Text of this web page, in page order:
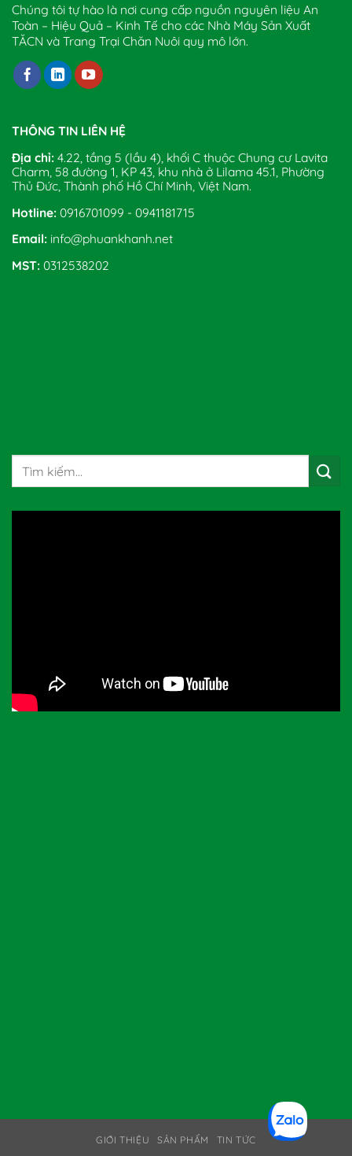
Chúng tôi tự hào là nơi cung cấp nguồn nguyên liệu An
Toàn – Hiệu Quả – Kinh Tế cho các Nhà Máy Sản Xuất
TĂCN và Trang Trại Chăn Nuôi quy mô lớn.
THÔNG TIN LIÊN HỆ
Địa chỉ: 4.22, tầng 5 (lầu 4), khối C thuộc Chung cư Lavita
Charm, 58 đường 1, KP 43, khu nhà ở Lilama 45.1, Phường
Thủ Đức, Thành phố Hồ Chí Minh, Việt Nam.
Hotline: 0916701099 - 0941181715
Email: info@phuankhanh.net
MST: 0312538202
GIỚI THIỆU SẢN PHẨM TIN TỨC